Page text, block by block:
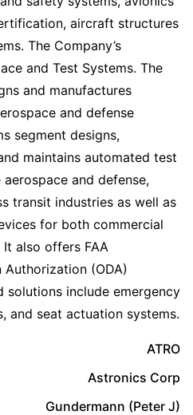
aircraft structures
The Company’s
and Test Systems. The
and manufactures
and defense
segment designs,
maintains automated test
and defense,
transit industries as well as
for both commercial
also offers FAA
(ODA)
solutions include emergency
and seat actuation systems.
ATRO
Astronics Corp
Gundermann (Peter J)